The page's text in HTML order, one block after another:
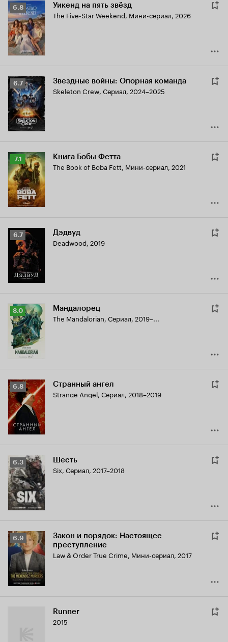
Рейтинг
Кинопоиска
6.8
6.8 Уикенд на пять звёзд
The Five-Star Weekend, Мини-сериал, 2026
Рейтинг
Кинопоиска
6.7
6.7 Звездные войны: Опорная команда
Skeleton Crew, Сериал, 2024–2025
Рейтинг
Кинопоиска
7.1
7.1 Книга Бобы Фетта
The Book of Boba Fett, Мини-сериал, 2021
Рейтинг
Кинопоиска
6.7
6.7 Дэдвуд
Deadwood, 2019
Рейтинг
Кинопоиска
8.0
8.0 Мандалорец
The Mandalorian, Сериал, 2019–...
Рейтинг
Кинопоиска
6.8
6.8 Странный ангел
Strange Angel, Сериал, 2018–2019
Рейтинг
Кинопоиска
6.3
6.3 Шесть
Six, Сериал, 2017–2018
Рейтинг
Кинопоиска
6.9
6.9
Закон и порядок: Настоящее
преступление
Law & Order True Crime, Мини-сериал, 2017
Runner
2015